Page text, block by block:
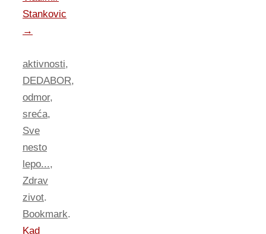
Stankovic
→
aktivnosti,
DEDABOR,
odmor,
sreća,
Sve
nesto
lepo...,
Zdrav
zivot.
Bookmark.
Kad